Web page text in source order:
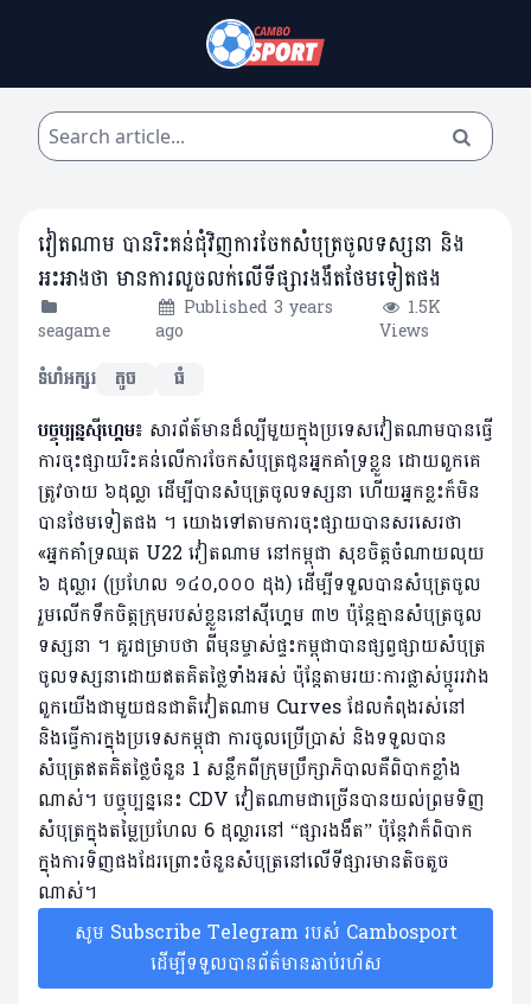
វៀតណាម បានរិះគន់ជុំវិញការចែកសំបុត្រចូលទស្សនា និង
អះអាងថា មានការលួចលក់លើទីផ្សារងងឹតថែមទៀតផង
seagame
Published 3 years
ago
1.5K
Views
ទំហំអក្សរ
តូច ធំ
បច្ចុប្បន្នស៊ីហ្គេម៖ សារព័ត៍​មានដ៏ល្បីមួយក្នុងប្រទេសវៀតណាមបានធ្វើ
ការចុះផ្សាយរិះគន់លើការចែកសំបុត្រជូនអ្នកគាំទ្រខ្លួន ដោយពួកគេ
ត្រូវចាយ ៦ដុល្លា ដើម្បីបានសំបុត្រចូលទស្សនា ហើយអ្នកខ្លះក៏មិន
បានថែមទៀតផង ។ យោងទៅតាមការចុះផ្សាយបានសរសេរថា
«អ្នកគាំទ្រឈុត U22 វៀតណាម នៅកម្ពុជា សុខចិត្តចំណាយលុយ
៦ ដុល្លារ (ប្រហែល ១៤០,០០០ ដុង) ដើម្បីទទួលបានសំបុត្រចូល
រួមលើកទឹកចិត្តក្រុមរបស់ខ្លួននៅស៊ីហ្គេម ៣២ ប៉ុន្តែគ្មានសំបុត្រចូល
ទស្សនា ។ គួរជម្រាបថា ពីមុនម្ចាស់ផ្ទះកម្ពុជាបានផ្សព្វផ្សាយសំបុត្រ
ចូលទស្សនាដោយឥតគិតថ្លៃទាំងអស់ ប៉ុន្តែតាមរយៈការផ្លាស់ប្តូររវាង
ពួកយើងជាមួយជនជាតិវៀតណាម Curves ដែលកំពុងរស់នៅ
និងធ្វើការក្នុងប្រទេសកម្ពុជា ការចូលប្រើប្រាស់ និងទទួលបាន
សំបុត្រឥតគិតថ្លៃចំនួន 1 សន្លឹកពីក្រុមប្រឹក្សាភិបាលគឺពិបាកខ្លាំង
ណាស់។ បច្ចុប្បន្ននេះ CDV វៀតណាមជាច្រើនបានយល់ព្រមទិញ
សំបុត្រក្នុងតម្លៃប្រហែល 6 ដុល្លារនៅ “ផ្សារងងឹត” ប៉ុន្តែវាក៏ពិបាក
ក្នុងការទិញផងដែរព្រោះចំនួនសំបុត្រនៅលើទីផ្សារមានតិចតួច
ណាស់។
សូម Subscribe Telegram របស់ Cambosport
ដើម្បីទទួលបានព័ត៌មានឆាប់រហ័ស